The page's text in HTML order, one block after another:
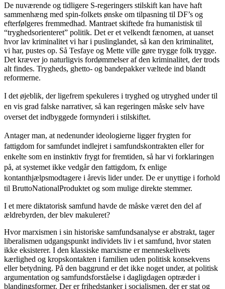
De nuværende og tidligere S-regeringers stilskift kan have haft
sammenhæng med spin-folkets ønske om tilpasning til DF’s og
efterfølgeres fremmedhad. Mantraet skiftede fra humanistisk til
“tryghedsorienteret” politik. Det er et velkendt fænomen, at uanset
hvor lav kriminalitet vi har i puslinglandet, så kan den kriminalitet,
vi har, pustes op. Så Tesfaye og Mette ville gøre trygge folk trygge.
Det kræver jo naturligvis fordømmelser af den kriminalitet, der trods
alt findes. Trygheds, ghetto- og bandepakker væltede ind blandt
reformerne.
I det øjeblik, der ligefrem spekuleres i tryghed og utryghed under til
en vis grad falske narrativer, så kan regeringen måske selv have
overset det indbyggede formynderi i stilskiftet.
Antager man, at nedenunder ideologierne ligger frygten for
fattigdom for samfundet indlejret i samfundskontrakten eller for
enkelte som en instinktiv frygt for fremtiden, så har vi forklaringen
på, at systemet ikke vedgår den fattigdom, fx enlige
kontanthjælpsmodtagere i årevis lider under. De er unyttige i forhold
til BruttoNationalProduktet og som mulige direkte stemmer.
I et mere diktatorisk samfund havde de måske været den del af
ældrebyrden, der blev makuleret?
Hvor marxismen i sin historiske samfundsanalyse er abstrakt, tager
liberalismen udgangspunkt individets liv i et samfund, hvor staten
ikke eksisterer. I den klassiske marxisme er menneskelivets
kærlighed og kropskontakten i familien uden politisk konsekvens
eller betydning. På den baggrund er det ikke noget under, at politisk
argumentation og samfundsforståelse i dagligdagen optræder i
blandingsformer. Der er frihedstanker i socialismen, der er stat og